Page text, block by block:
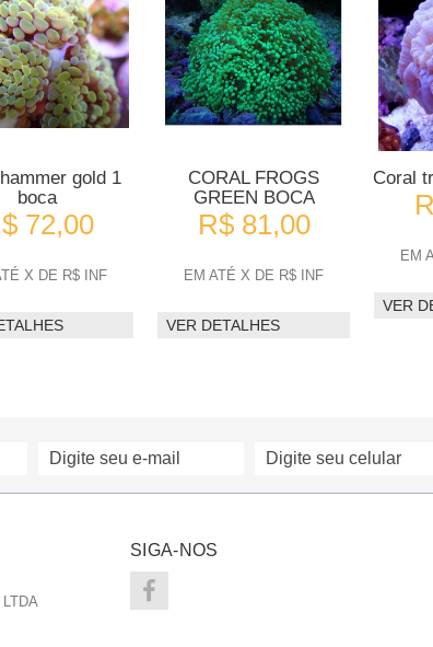
gold 1
boca
72,00
X DE R$ INF
CORAL FROGS
GREEN BOCA
R$ 81,00
EM ATÉ X DE R$ INF
VER DETALHES
Coral
EM
VER
SIGA-NOS